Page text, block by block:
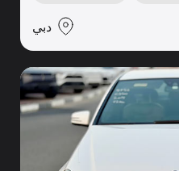
دبي